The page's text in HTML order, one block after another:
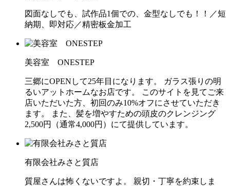
図面なしでも、試作品1個での、金型なしでも！！／短
納期、即対応／精密板金加工
美容室 ONESTEP
三郷にOPENして25年目になります。 ガラス張りの明
るいアットホームなお店です。 このサイトを見てご来
店いただいた方、初回のみ10%オフにさせていただき
ます。 また、髪を増やすための頭皮のクレンジング
2,500円（通常4,000円）にて提供しています。
有限会社みさと質店
質屋さんは怖くないですよ。 親切・丁寧を約束しま